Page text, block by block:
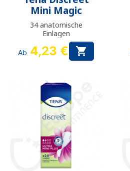
Mini Magic
34 anatomische
Einlagen
Ab 4,23 € 